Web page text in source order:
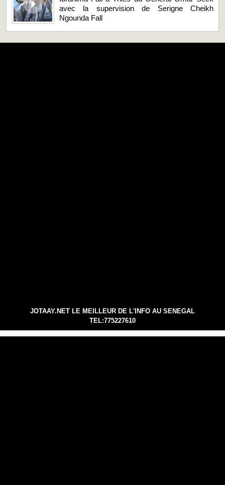
avec la supervision de Serigne Cheikh
Ngounda Fall
JOTAAY.NET LE MEILLEUR DE L'INFO AU SENEGAL
TEL:775227610